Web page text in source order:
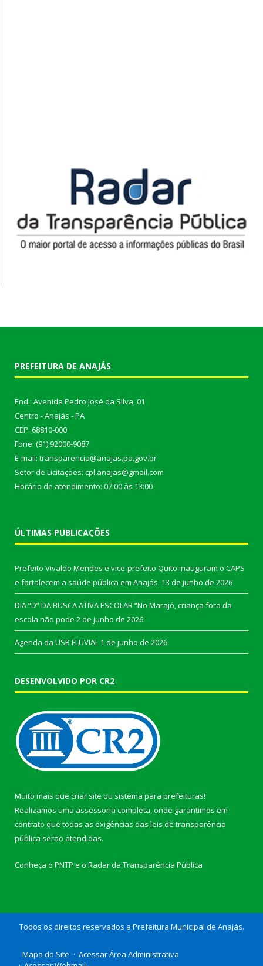
PREFEITURA DE ANAJÁS
End.: Avenida Pedro José da Silva, 01
Centro - Anajás - PA
CEP: 68810-000
Fone: (91) 92000-9087
E-mail: transparencia@anajas.pa.gov.br
Setor de Licitações: cpl.anajas@gmail.com
Horário de atendimento: 07:00 às 13:00
ÚLTIMAS PUBLICAÇÕES
Prefeito Vivaldo Mendes e vice-prefeito Quito inauguram o CAPS
e fortalecem a saúde pública em Anajás. 13 de junho de 2026
DIA “D” DA BUSCA ATIVA ESCOLAR “No Marajó, criança fora da
escola não pode 2 de junho de 2026
Agenda da USB FLUVIAL 1 de junho de 2026
DESENVOLVIDO POR CR2
Muito mais que criar site ou sistema para prefeituras!
Realizamos uma assessoria completa, onde garantimos em
contrato que todas as exigências das leis de transparência
pública serão atendidas.
Conheça o PNTP e o Radar da Transparência Pública
Todos os direitos reservados a Prefeitura Municipal de Anajás.
Mapa do Site
Acessar Área Administrativa